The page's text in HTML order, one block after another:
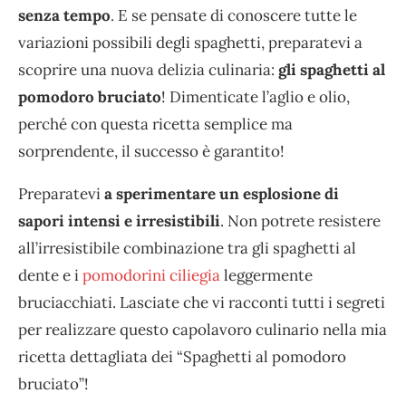
senza tempo. E se pensate di conoscere tutte le
variazioni possibili degli spaghetti, preparatevi a
scoprire una nuova delizia culinaria: gli spaghetti al
pomodoro bruciato! Dimenticate l’aglio e olio,
perché con questa ricetta semplice ma
sorprendente, il successo è garantito!
Preparatevia sperimentare un esplosione di
sapori intensi e irresistibili. Non potrete resistere
all’irresistibile combinazione tra gli spaghetti al
dente e ipomodorini ciliegialeggermente
bruciacchiati. Lasciate che vi racconti tutti i segreti
per realizzare questo capolavoro culinario nella mia
ricetta dettagliata dei “Spaghetti al pomodoro
bruciato”!